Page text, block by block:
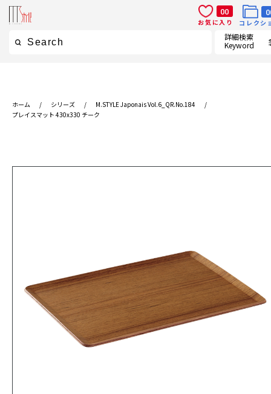
詳細検索
Keyword
00
お気に入り
コレクシ
ホーム / シリーズ / M.STYLE Japonais Vol.6_QR.No.184
/
プレイスマット 430x330 チーク